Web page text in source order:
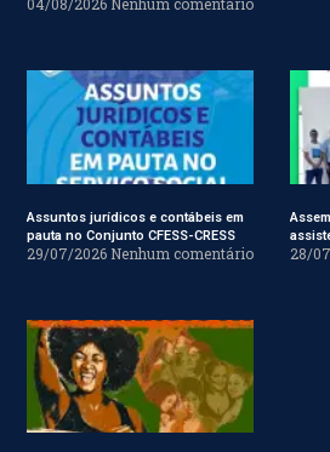
04/08/2026 Nenhum comentário
Assuntos jurídicos e contábeis em
pauta no Conjunto CFESS-CRESS
29/07/2026 Nenhum comentário 28/